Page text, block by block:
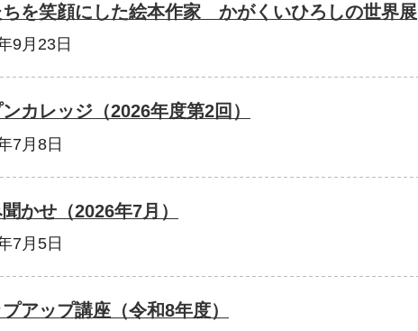
ちを笑顔にした絵本作家 かがくいひろしの世界展
9月23日
カレッジ（2026年度第2回）
7月8日
かせ（2026年7月）
7月5日
アップ講座（令和8年度）